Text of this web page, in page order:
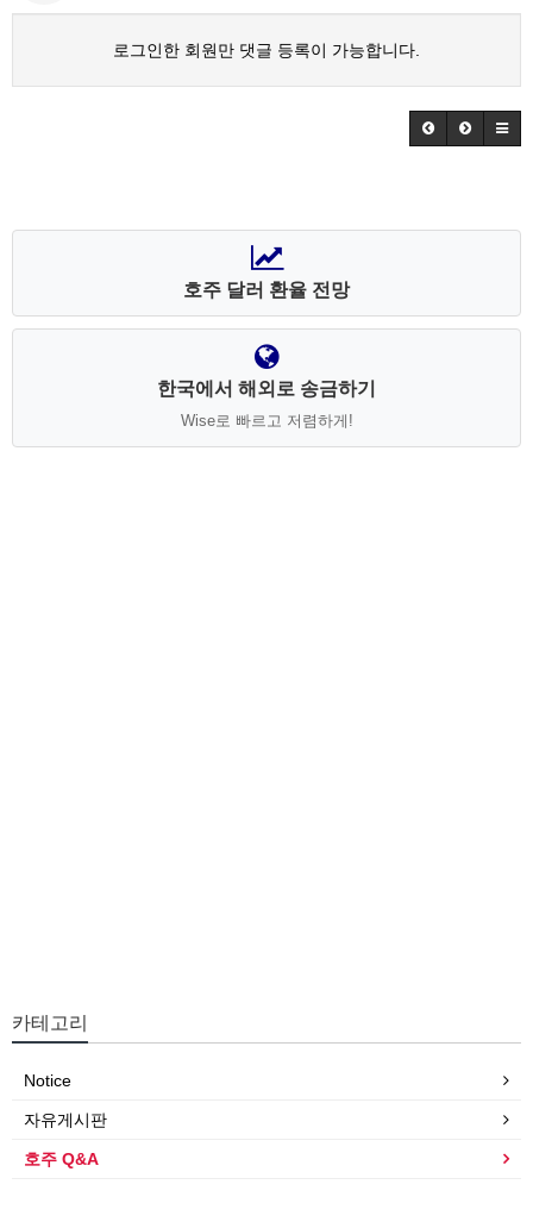
로그인한 회원만 댓글 등록이 가능합니다.
호주 달러 환율 전망
한국에서 해외로 송금하기
Wise로 빠르고 저렴하게!
카테고리
Notice
자유게시판
호주 Q&A